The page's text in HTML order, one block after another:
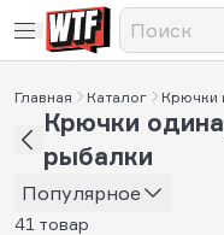
Главная Каталог Крючки
Крючки
рыбалки
Популярное
41 товар